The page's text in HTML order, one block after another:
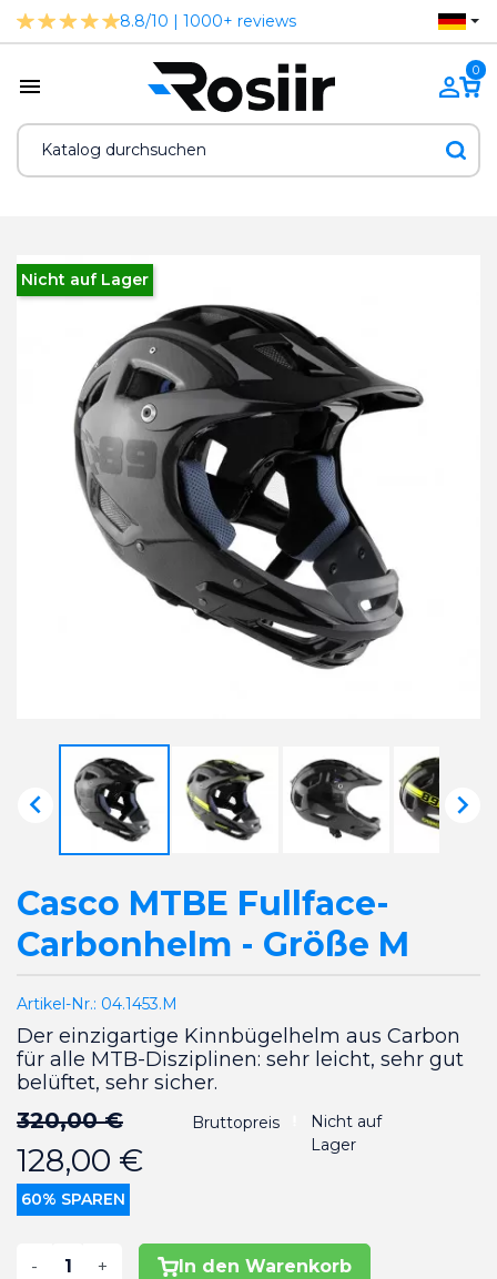
8.8/10 | 1000+ reviews
0
 
Nicht auf Lager
Casco MTBE Fullface-
Carbonhelm - Größe M
Artikel-Nr.: 04.1453.M
Der einzigartige Kinnbügelhelm aus Carbon
für alle MTB-Disziplinen: sehr leicht, sehr gut
belüftet, sehr sicher.
320,00 €
128,00 €
60% SPAREN
Bruttopreis
Nicht auf
Lager
- + In den Warenkorb